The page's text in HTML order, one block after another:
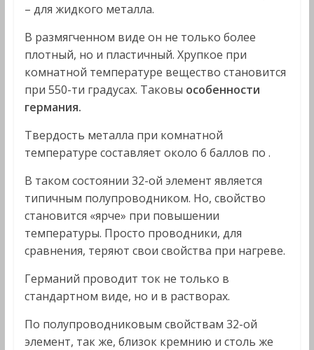
– для жидкого металла.
В размягченном виде он не только более
плотный, но и пластичный. Хрупкое при
комнатной температуре вещество становится
при 550-ти градусах. Таковы особенности
германия.
Твердость металла при комнатной
температуре составляет около 6 баллов по .
В таком состоянии 32-ой элемент является
типичным полупроводником. Но, свойство
становится «ярче» при повышении
температуры. Просто проводники, для
сравнения, теряют свои свойства при нагреве.
Германий проводит ток не только в
стандартном виде, но и в растворах.
По полупроводниковым свойствам 32-ой
элемент, так же, близок кремнию и столь же